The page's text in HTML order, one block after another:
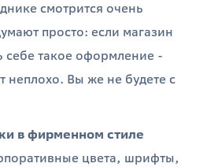
смотрится очень
просто: если магазин
себе такое оформление -
неплохо. Вы же не будете с
в фирменном стиле
цвета, шрифты,